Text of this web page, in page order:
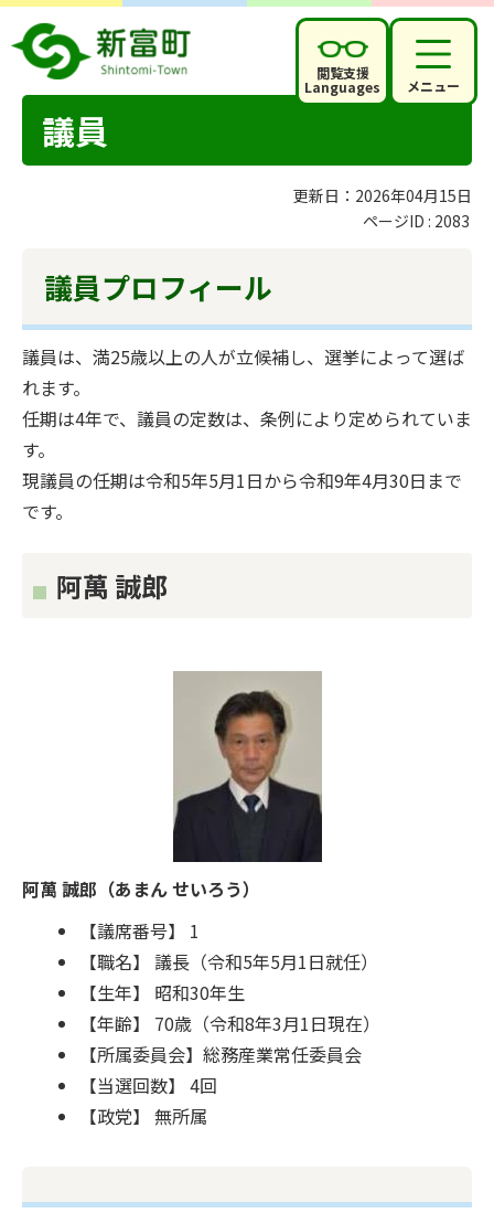
閲覧支援
Languages メニュー
議員
更新日：2026年04月15日
ページID : 2083
議員プロフィール
議員は、満25歳以上の人が立候補し、選挙によって選ば
れます。
任期は4年で、議員の定数は、条例により定められていま
す。
現議員の任期は令和5年5月1日から令和9年4月30日まで
です。
阿萬 誠郎
阿萬 誠郎（あまん せいろう）
【議席番号】 1
【職名】 議長（令和5年5月1日就任）
【生年】 昭和30年生
【年齢】 70歳（令和8年3月1日現在）
【所属委員会】総務産業常任委員会
【当選回数】 4回
【政党】 無所属